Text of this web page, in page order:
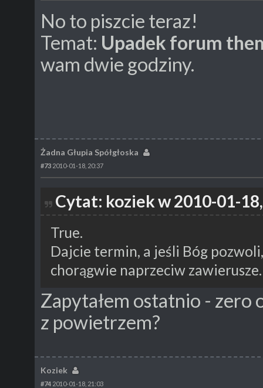
No to piszcie teraz!
Temat: Upadek forum
wam dwie godziny.
Żadna Głupia Spółgłoska
#73 2010-01-18, 20:37
Cytat: koziek w 2010-01-
True.
Dajcie termin, a jeśli Bóg
chorągwie naprzeciw zawierusze.
Zapytałem ostatnio - zero
z powietrzem?
Koziek
#74 2010-01-18, 21:03